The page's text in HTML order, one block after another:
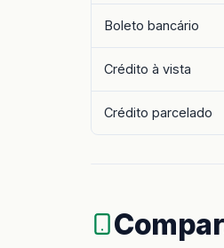
Boleto bancário
Crédito à vista
Crédito parcelado